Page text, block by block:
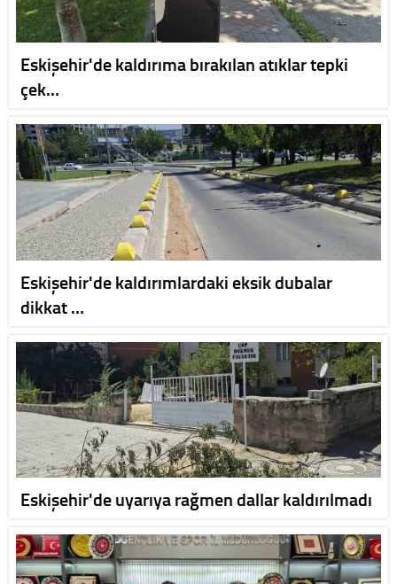
Eskişehir'de kaldırıma bırakılan atıklar tepki
çek…
Eskişehir'de kaldırımlardaki eksik dubalar
dikkat …
Eskişehir'de uyarıya rağmen dallar kaldırılmadı